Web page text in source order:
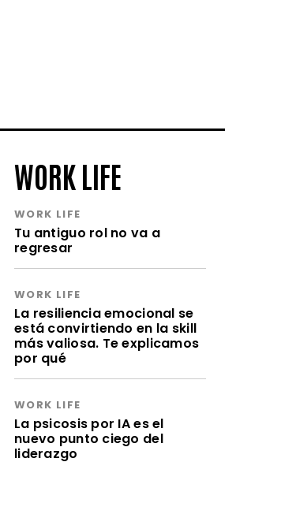
WORK LIFE
WORK LIFE
Tu antiguo rol no va a
regresar
WORK LIFE
La resiliencia emocional se
está convirtiendo en la skill
más valiosa. Te explicamos
por qué
WORK LIFE
La psicosis por IA es el
nuevo punto ciego del
liderazgo